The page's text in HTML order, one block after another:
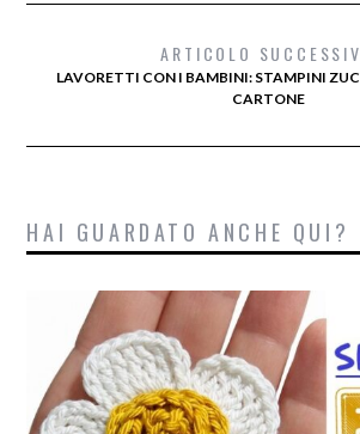
ARTICOLO
LAVORETTI CON I BAMBINI: STAMPINI
CARTONE
HAI GUARDATO ANCHE QUI?